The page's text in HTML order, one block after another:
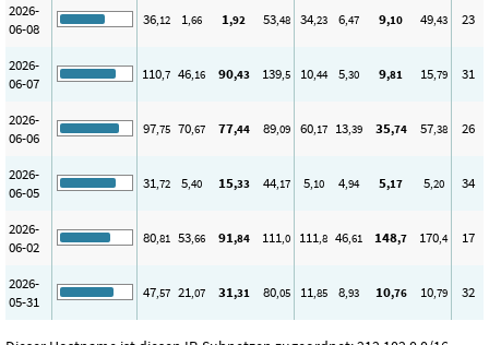
2026-
06-08
36,12 1,66 1,92 53,48 34,23 6,47 9,10 49,43 23
2026-
06-07
110,7 46,16 90,43 139,5 10,44 5,30 9,81 15,79 31
2026-
06-06
97,75 70,67 77,44 89,09 60,17 13,39 35,74 57,38 26
2026-
06-05
31,72 5,40 15,33 44,17 5,10 4,94 5,17 5,20 34
2026-
06-02
80,81 53,66 91,84 111,0 111,8 46,61 148,7 170,4 17
2026-
05-31
47,57 21,07 31,31 80,05 11,85 8,93 10,76 10,79 32